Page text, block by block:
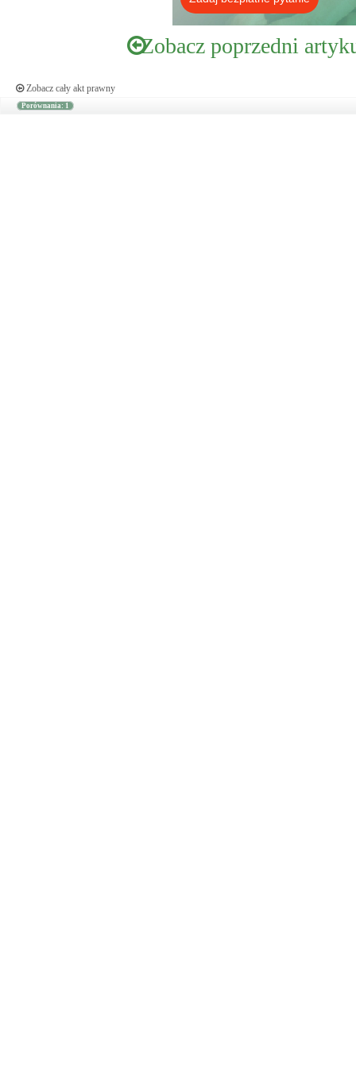
Zobacz poprzedni
Zobacz cały akt prawny
Porównania: 1